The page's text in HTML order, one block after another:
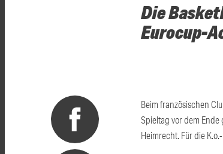
Die
Eurocup-
Beim französischen
Spieltag vor dem
Heimrecht. Für die